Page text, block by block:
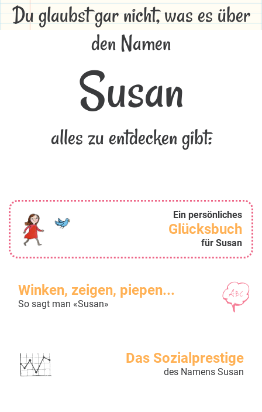
Du glaubst gar nicht, was es über
den Namen
Susan
alles zu entdecken gibt:
Ein persönliches
Glücksbuch
für Susan
Winken, zeigen, piepen...
So sagt man «Susan»
Das Sozialprestige
des Namens Susan